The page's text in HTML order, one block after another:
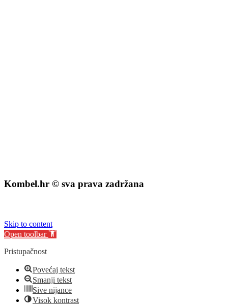
Kombel.hr © sva prava zadržana
Skip to content
Open toolbar
Pristupačnost
Povećaj tekst
Smanji tekst
Sive nijance
Visok kontrast